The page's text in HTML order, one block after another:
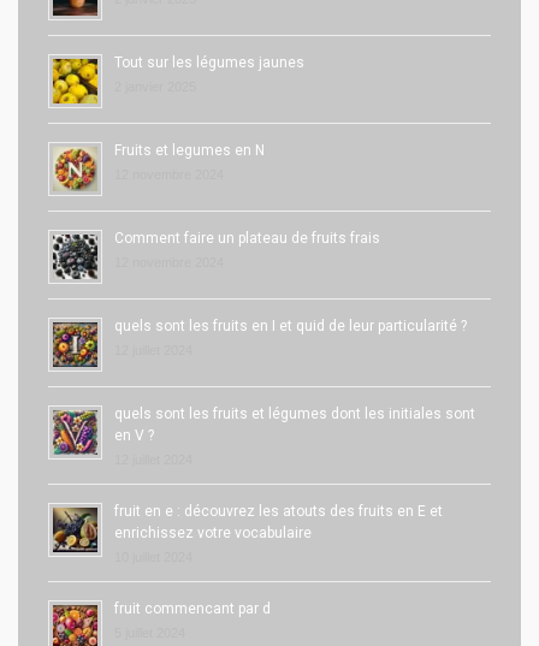
Tout sur les légumes jaunes
Fruits et legumes en N
Comment faire un plateau de fruits frais
quels sont les fruits en I et quid de leur particularité ?
quels sont les fruits et légumes dont les initiales sont
en V ?
fruit en e : découvrez les atouts des fruits en E et
enrichissez votre vocabulaire
fruit commencant par d